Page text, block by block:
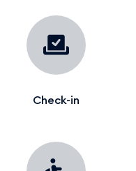
Check-in